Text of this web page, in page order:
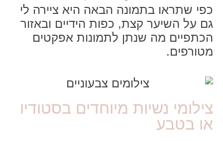
כפי שתראו בתמונה הבאה היא ציירה לי
גם על השיער קצת, כפות הידיים ובאזור
הכתפיים מה שנתן לתמונות אפקטים
מטורפים.
צילומי נשיות מיוחדים בסטודיו
או בטבע